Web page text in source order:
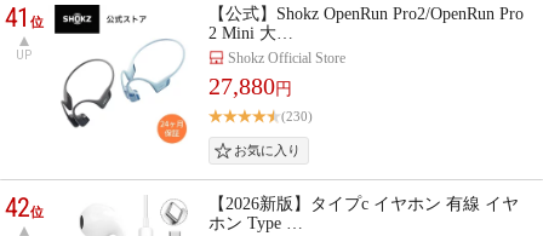
41位
UP
【公式】Shokz OpenRun Pro2/OpenRun Pro
2 Mini 大…
Shokz Official Store
27,880円
(230)
42位
【2026新版】タイプc イヤホン 有線 イヤ
ホン Type …